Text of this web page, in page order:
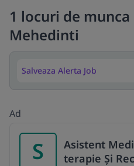
1 locuri de
Mehedinti
Salveaza Alerta Job
Ad
S
Asistent
terapie Și